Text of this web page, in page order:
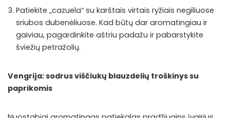
Patiekite „cazuela“ su karštais virtais ryžiais negiliuose
sriubos dubenėliuose. Kad būtų dar aromatingiau ir
gaiviau, pagardinkite aštriu padažu ir pabarstykite
šviežių petražolių.
Vengrija: sodrus viščiukų blauzdelių troškinys su
paprikomis